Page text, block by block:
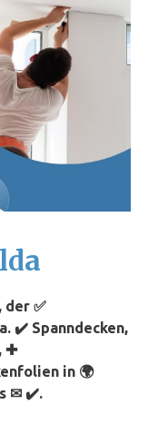
der ✅
✔️ Spanndecken,
✚
in 🌍
✉ ✔️.